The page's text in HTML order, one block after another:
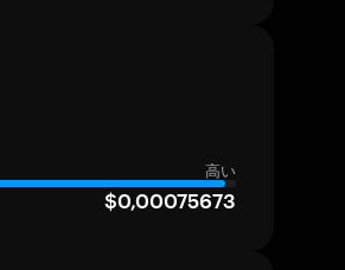
高い
$0,00075673